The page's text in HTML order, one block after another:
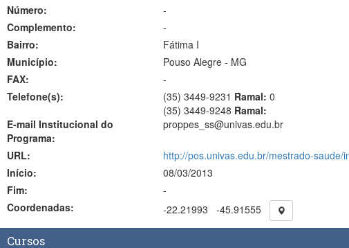
Número:
-
Complemento:
-
Bairro:
Fátima I
Município:
Pouso Alegre - MG
FAX:
-
Telefone(s):
(35) 3449-9231 Ramal: 0
(35) 3449-9248 Ramal:
E-mail Institucional do
Programa:
proppes_ss@univas.edu.br
URL:
http://pos.univas.edu.br/mestrado-saude/
Início:
08/03/2013
Fim:
-
Coordenadas:
-22.21993 -45.91555
Cursos